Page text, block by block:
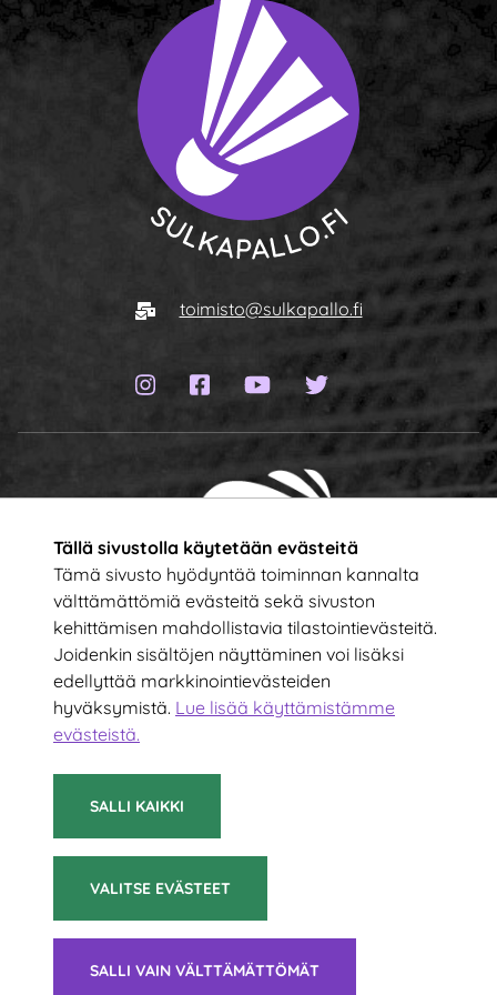
Tällä sivustolla käytetään evästeitä
Tämä sivusto hyödyntää toiminnan kannalta
välttämättömiä evästeitä sekä sivuston
kehittämisen mahdollistavia tilastointievästeitä.
Joidenkin sisältöjen näyttäminen voi lisäksi
edellyttää markkinointievästeiden
hyväksymistä. Lue lisää käyttämistämme
evästeistä.​​​​​​
SALLI KAIKKI
SALLI VAIN VÄLTTÄMÄTTÖMÄT
VALITSE EVÄSTEET
Sähköposti
toimisto@sulkapallo.fi
Instagram-sivu
Facebook-sivu
YouTube-kanava
Twitter-sivu
Tilaa uutiskirje!
Kirjoita sähköpostiosoitteesi
© 2021 Suomen Sulkapalloliitto ry